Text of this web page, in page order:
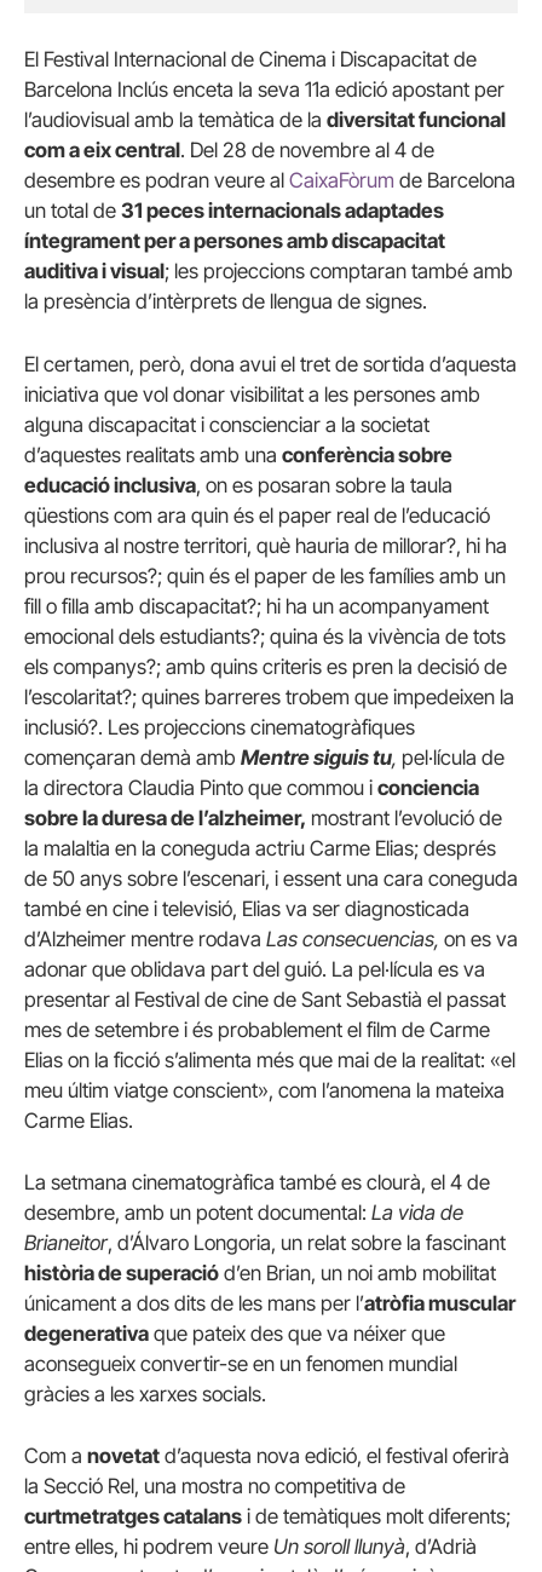
El Festival Internacional de Cinema i Discapacitat de
Barcelona Inclús enceta la seva 11a edició apostant per
l’audiovisual amb la temàtica de la diversitat funcional
com a eix central. Del 28 de novembre al 4 de
desembre es podran veure al CaixaFòrum de Barcelona
un total de 31 peces internacionals adaptades
íntegrament per a persones amb discapacitat
auditiva i visual; les projeccions comptaran també amb
la presència d’intèrprets de llengua de signes.
El certamen, però, dona avui el tret de sortida d’aquesta
iniciativa que vol donar visibilitat a les persones amb
alguna discapacitat i conscienciar a la societat
d’aquestes realitats amb una conferència sobre
educació inclusiva, on es posaran sobre la taula
qüestions com ara quin és el paper real de l’educació
inclusiva al nostre territori, què hauria de millorar?, hi ha
prou recursos?; quin és el paper de les famílies amb un
fill o filla amb discapacitat?; hi ha un acompanyament
emocional dels estudiants?; quina és la vivència de tots
els companys?; amb quins criteris es pren la decisió de
l’escolaritat?; quines barreres trobem que impedeixen la
inclusió?. Les projeccions cinematogràfiques
començaran demà amb Mentre siguis tu, pel·lícula de
la directora Claudia Pinto que commou i conciencia
sobre la duresa de l’alzheimer, mostrant l’evolució de
la malaltia en la coneguda actriu Carme Elias; després
de 50 anys sobre l’escenari, i essent una cara coneguda
també en cine i televisió, Elias va ser diagnosticada
d’Alzheimer mentre rodava Las consecuencias, on es va
adonar que oblidava part del guió. La pel·lícula es va
presentar al Festival de cine de Sant Sebastià el passat
mes de setembre i és probablement el film de Carme
Elias on la ficció s’alimenta més que mai de la realitat: «el
meu últim viatge conscient», com l’anomena la mateixa
Carme Elias.
La setmana cinematogràfica també es clourà, el 4 de
desembre, amb un potent documental: La vida de
Brianeitor, d’Álvaro Longoria, un relat sobre la fascinant
història de superació d’en Brian, un noi amb mobilitat
únicament a dos dits de les mans per l’atròfia muscular
degenerativa que pateix des que va néixer que
aconsegueix convertir-se en un fenomen mundial
gràcies a les xarxes socials.
Com a novetat d’aquesta nova edició, el festival oferirà
la Secció Rel, una mostra no competitiva de
curtmetratges catalans i de temàtiques molt diferents;
entre elles, hi podrem veure Un soroll llunyà, d’Adrià